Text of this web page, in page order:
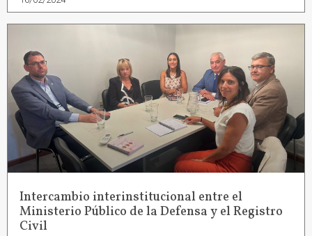
Intercambio interinstitucional entre el
Ministerio Público de la Defensa y el Registro
Civil